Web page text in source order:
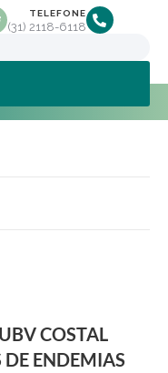
TELEFONE
(31) 2118-6118
COSTAL
DE ENDEMIAS